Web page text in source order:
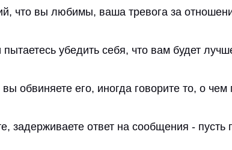
что вы любимы, ваша тревога за
убедить себя, что вам будет
обвиняете его, иногда говорите то, о чем
задерживаете ответ на сообщения - пусть